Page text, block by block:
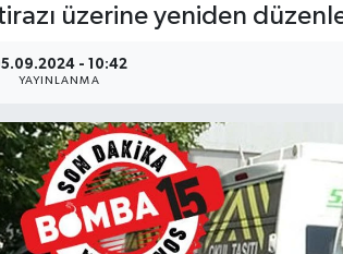
üzerine yeniden
- 10:42
YAYINLANMA